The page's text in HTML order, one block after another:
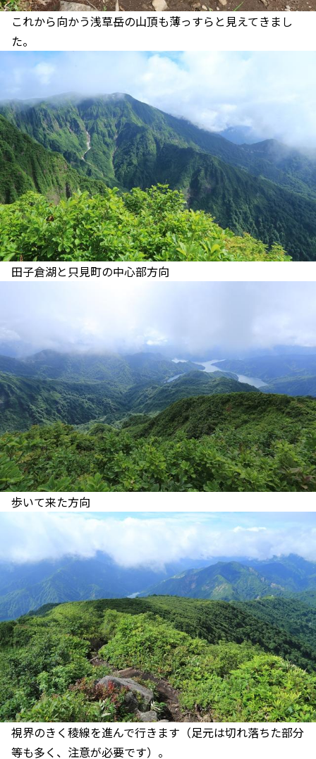
これから向かう浅草岳の山頂も薄っすらと見えてきまし
た。
田子倉湖と只見町の中心部方向
歩いて来た方向
視界のきく稜線を進んで行きます（足元は切れ落ちた部分
等も多く、注意が必要です）。